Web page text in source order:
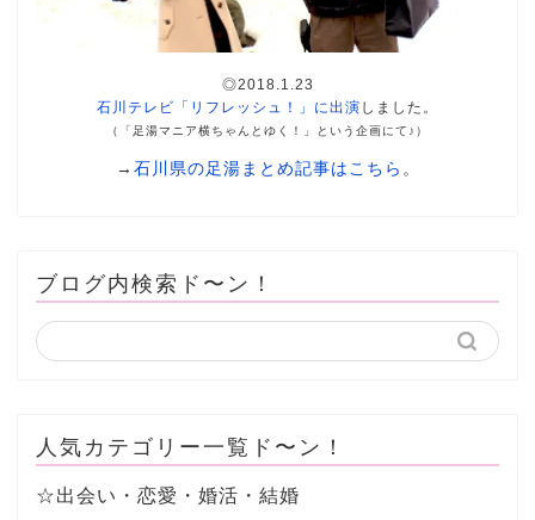
◎2018.1.23
石川テレビ「リフレッシュ！」に出演 しました。
（「足湯マニア横ちゃんとゆく！」という企画にて♪）
→ 石川県の足湯まとめ記事はこちら 。
ブログ内検索ド〜ン！
人気カテゴリー一覧ド〜ン！
☆出会い・恋愛・婚活・結婚